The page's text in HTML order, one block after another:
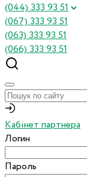
(044) 333 93 51
(067) 333 93 51
(063) 333 93 51
(066) 333 93 51
Кабінет партнера
Логин
Пароль